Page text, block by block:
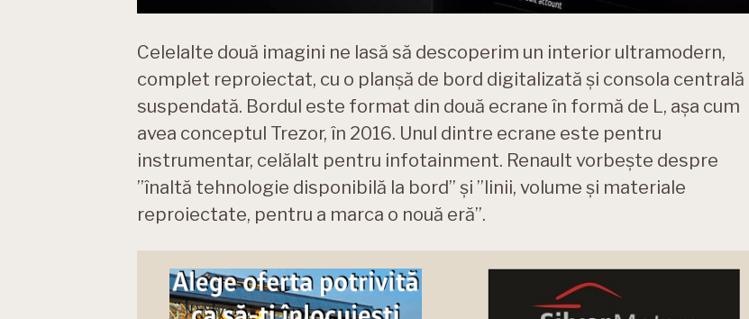
Celelalte două imagini ne lasă să descoperim un interior ultramodern,
complet reproiectat, cu o planșă de bord digitalizată și consola centrală
suspendată. Bordul este format din două ecrane în formă de L, așa cum
avea conceptul Trezor, în 2016. Unul dintre ecrane este pentru
instrumentar, celălalt pentru infotainment. Renault vorbește despre
”înaltă tehnologie disponibilă la bord” și ”linii, volume și materiale
reproiectate, pentru a marca o nouă eră”.